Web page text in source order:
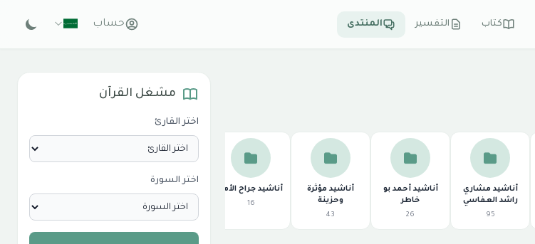
كتاب التفسير المنتدى حساب
أناشيد مشاري
راشد العفاسي
95
أناشيد أحمد بو
خاطر
26
أناشيد مؤثرة
وحزينة
43
أناشيد جراح الأمة
16
مشغل القرآن
اختر القارئ
اختر السورة